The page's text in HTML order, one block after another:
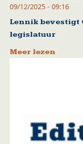
09/12/2025 - 09:16
Lennik bevestigt
legislatuur
Meer lezen